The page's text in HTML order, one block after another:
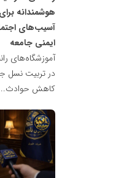
هوشمندانه
آسیب‌های
ایمنی جامعه
آموزشگاه‌های
در تربیت نسل
کاهش
شبکه
مدیران